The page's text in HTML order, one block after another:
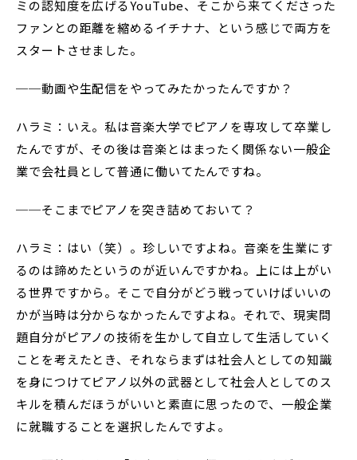
ミの認知度を広げるYouTube、そこから来てくださった
ファンとの距離を縮めるイチナナ、という感じで両方を
スタートさせました。
──動画や生配信をやってみたかったんですか？
ハラミ：いえ。私は音楽大学でピアノを専攻して卒業し
たんですが、その後は音楽とはまったく関係ない一般企
業で会社員として普通に働いてたんですね。
──そこまでピアノを突き詰めておいて？
ハラミ：はい（笑）。珍しいですよね。音楽を生業にす
るのは諦めたというのが近いんですかね。上には上がい
る世界ですから。そこで自分がどう戦っていけばいいの
かが当時は分からなかったんですよね。それで、現実問
題自分がピアノの技術を生かして自立して生活していく
ことを考えたとき、それならまずは社会人としての知識
を身につけてピアノ以外の武器として社会人としてのス
キルを積んだほうがいいと素直に思ったので、一般企業
に就職することを選択したんですよ。